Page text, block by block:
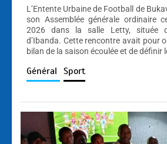
L’Entente Urbaine de Football de
son Assemblée générale ordinaire
2026 dans la salle Letty, située
d’Ibanda. Cette rencontre avait pour
bilan de la saison écoulée et de définir
Général Sport